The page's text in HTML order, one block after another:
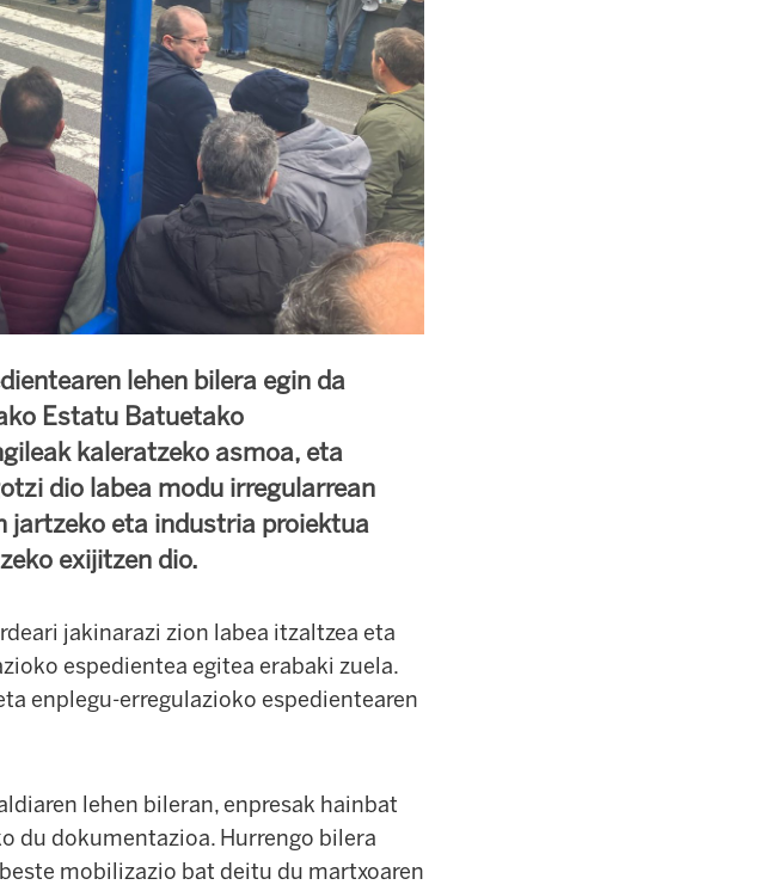
lehen bilera egin da
Estatu Batuetako
kaleratzeko asmoa, eta
dio labea modu irregularrean
jartzeko eta industria proiektua
exijitzen dio.
jakinarazi zion labea itzaltzea eta
espedientea egitea erabaki zuela.
enplegu-erregulazioko espedientearen
lehen bileran, enpresak hainbat
du dokumentazioa. Hurrengo bilera
mobilizazio bat deitu du martxoaren